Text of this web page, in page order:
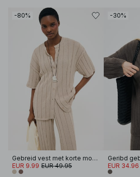
-80%
Gebreid vest met korte mouwen
EUR 9.99 EUR 49.95
-30%
EUR 34.96